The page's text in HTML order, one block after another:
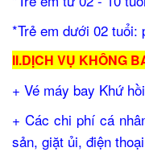
*Trẻ em dưới 02 tuổi:
II.DỊCH VỤ KHÔNG
+ Vé máy bay Khứ
+ Các chi phí cá
sản, giặt ủi, điện